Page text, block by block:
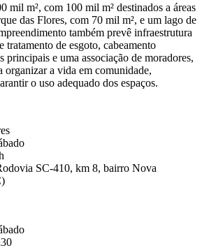
mil m², com 100 mil m² destinados a áreas
das Flores, com 70 mil m², e um lago de
também prevê infraestrutura
tratamento de esgoto, cabeamento
principais e uma associação de moradores,
organizar a vida em comunidade,
o uso adequado dos espaços.
SC-410, km 8, bairro Nova